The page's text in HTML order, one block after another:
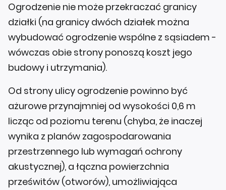
Ogrodzenie nie może przekraczać granicy
działki (na granicy dwóch działek można
wybudować ogrodzenie wspólne z sąsiadem -
wówczas obie strony ponoszą koszt jego
budowy i utrzymania).
Od strony ulicy ogrodzenie powinno być
ażurowe przynajmniej od wysokości 0,6 m
licząc od poziomu terenu (chyba, że inaczej
wynika z planów zagospodarowania
przestrzennego lub wymagań ochrony
akustycznej), a łączna powierzchnia
prześwitów (otworów), umożliwiająca